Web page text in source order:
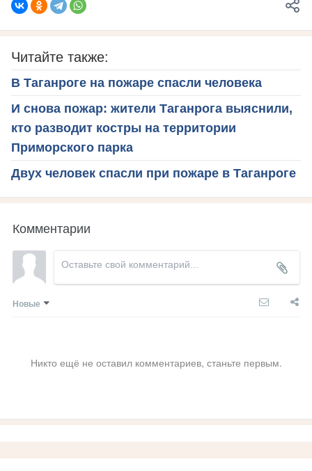
Читайте также:
В Таганроге на пожаре спасли человека
И снова пожар: жители Таганрога выяснили,
кто разводит костры на территории
Приморского парка
Двух человек спасли при пожаре в Таганроге
Комментарии
Новые
Никто ещё не оставил комментариев, станьте первым.